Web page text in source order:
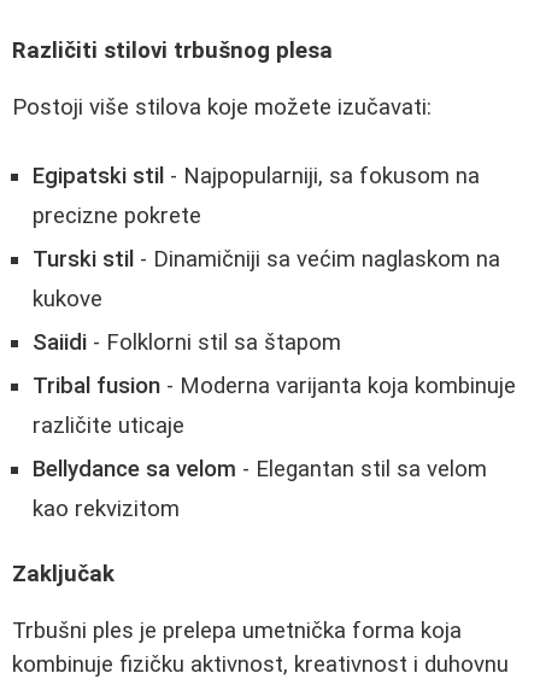
Različiti stilovi trbušnog plesa
Postoji više stilova koje možete izučavati:
Egipatski stil - Najpopularniji, sa fokusom na
precizne pokrete
Turski stil - Dinamičniji sa većim naglaskom na
kukove
Saiidi - Folklorni stil sa štapom
Tribal fusion - Moderna varijanta koja kombinuje
različite uticaje
Bellydance sa velom - Elegantan stil sa velom
kao rekvizitom
Zaključak
Trbušni ples je prelepa umetnička forma koja
kombinuje fizičku aktivnost, kreativnost i duhovnu